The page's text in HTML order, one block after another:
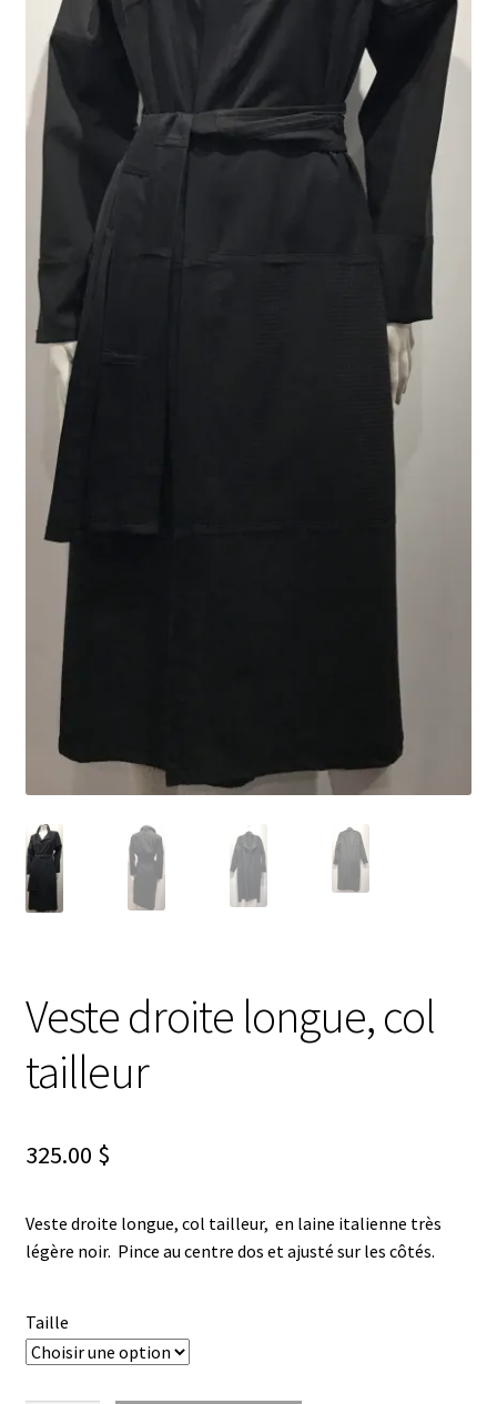
Veste droite longue, col
tailleur
325.00 $
Veste droite longue, col tailleur, en laine italienne très
légère noir. Pince au centre dos et ajusté sur les côtés.
Taille